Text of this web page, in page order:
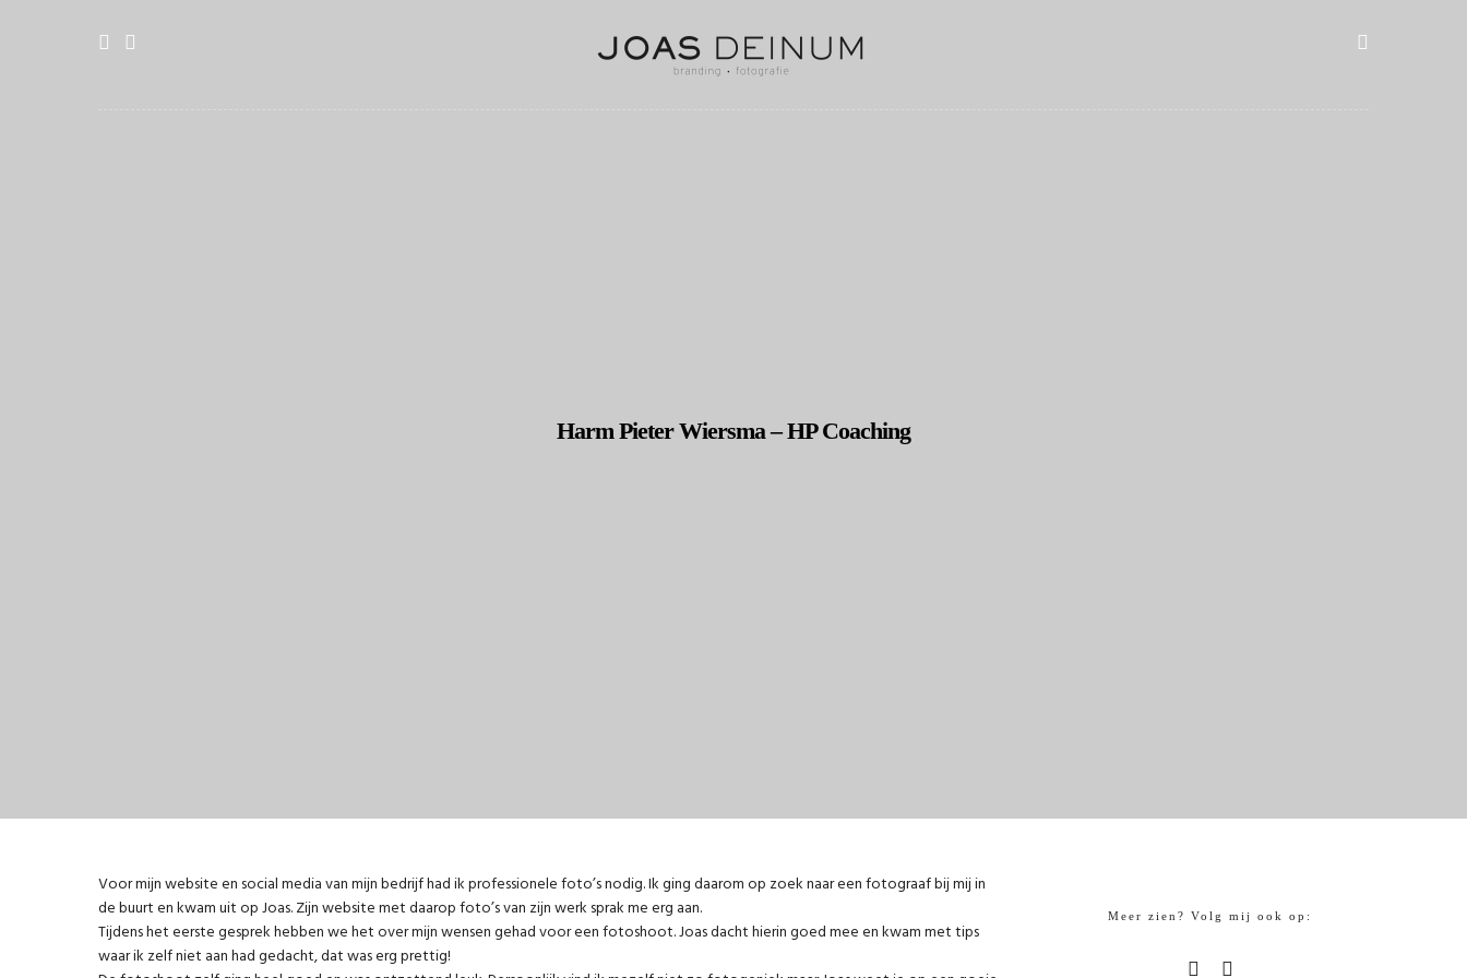
Harm Pieter Wiersma – HP Coaching
Voor mijn website en social media van mijn bedrijf had ik professionele foto’s nodig. Ik ging daarom op zoek naar een fotograaf bij mij in
de buurt en kwam uit op Joas. Zijn website met daarop foto’s van zijn werk sprak me erg aan.
Tijdens het eerste gesprek hebben we het over mijn wensen gehad voor een fotoshoot. Joas dacht hierin goed mee en kwam met tips
waar ik zelf niet aan had gedacht, dat was erg prettig!
Meer zien? Volg mij ook op: